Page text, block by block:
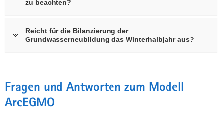
zu beachten?
Reicht für die Bilanzierung der
Grundwasserneubildung das Winterhalbjahr aus?
Fragen und Antworten zum Modell
ArcEGMO